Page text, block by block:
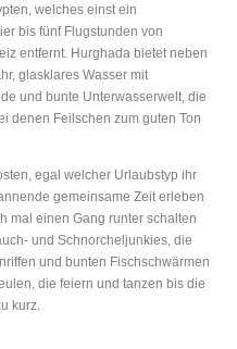
welches einst ein
bis fünf Flugstunden von
entfernt. Hurghada bietet neben
glasklares Wasser mit
und bunte Unterwasserwelt, die
denen Feilschen zum guten Ton
egal welcher Urlaubstyp ihr
gemeinsame Zeit erleben
mal einen Gang runter schalten
und Schnorcheljunkies, die
und bunten Fischschwärmen
die feiern und tanzen bis die
kurz.